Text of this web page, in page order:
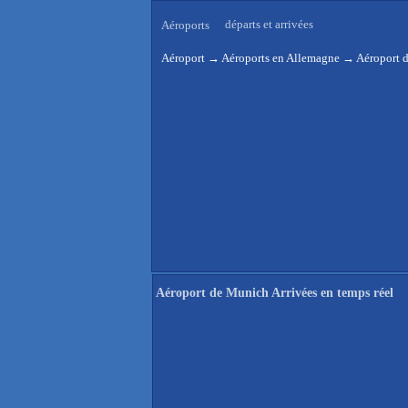
Aéroports départs et arrivées
Aéroport → Aéroports en Allemagne → Aéroport
Aéroport de Munich Arrivées en temps réel